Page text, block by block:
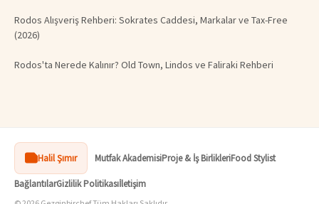
Rodos Alışveriş Rehberi: Sokrates Caddesi, Markalar ve Tax-Free
(2026)
Rodos'ta Nerede Kalınır? Old Town, Lindos ve Faliraki Rehberi
Halil Şımır Mutfak AkademisiProje & İş BirlikleriFood Stylist
BağlantılarGizlilik Politikasıİletişim